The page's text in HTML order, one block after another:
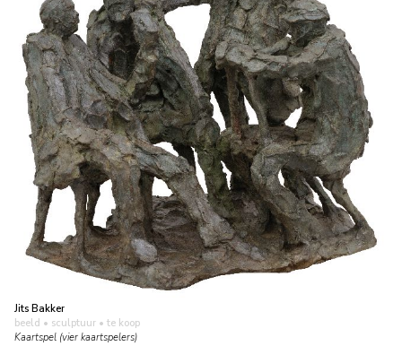
Jits Bakker
beeld • sculptuur • te koop
Kaartspel (vier kaartspelers)